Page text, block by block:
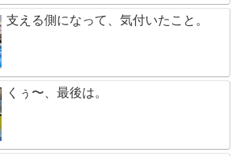
支える側になって、気付いたこと。
くぅ〜、最後は。